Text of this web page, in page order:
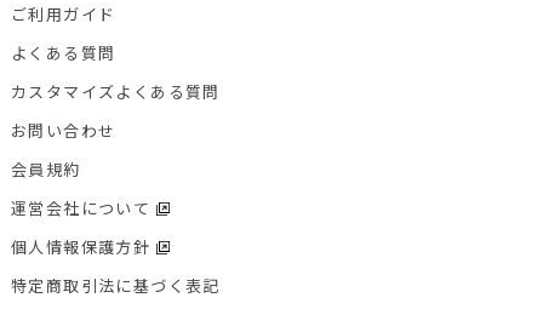
ご利用ガイド
よくある質問
カスタマイズよくある質問
お問い合わせ
会員規約
運営会社について
個人情報保護方針
特定商取引法に基づく表記